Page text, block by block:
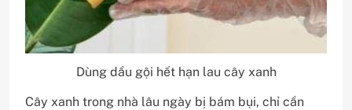
Dùng dầu gội hết hạn lau cây xanh
Cây xanh trong nhà lâu ngày bị bám bụi, chỉ cần